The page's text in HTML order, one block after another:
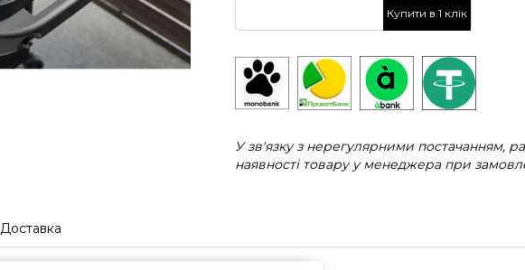
Купити в 1 клік
У зв'язку з нерегулярними постачанням,
наявності товару у менеджера при
Доставка